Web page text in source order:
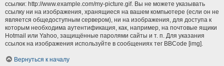
ссылки: http://www.example.com/my-picture.gif. Вы не можете указывать
ссылку ни на изображения, хранящиеся на вашем компьютере (если он не
является общедоступным сервером), ни на изображения, для доступа к
которым необходима аутентификация, как, например, на почтовые ящики
Hotmail или Yahoo, защищённые паролями сайты и т. п. Для указания
ссылок на изображения используйте в сообщениях тег BBCode [img].
Вернуться к началу